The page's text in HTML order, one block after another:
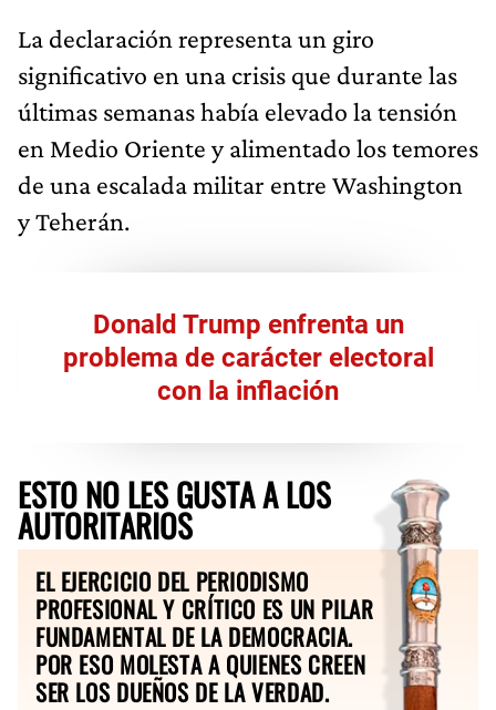
La declaración representa un giro
significativo en una crisis que durante las
últimas semanas había elevado la tensión
en Medio Oriente y alimentado los temores
de una escalada militar entre Washington
y Teherán.
Donald Trump enfrenta un
problema de carácter electoral
con la inflación
ESTO NO LES GUSTA A LOS
AUTORITARIOS
EL EJERCICIO DEL PERIODISMO
PROFESIONAL Y CRÍTICO ES UN PILAR
FUNDAMENTAL DE LA DEMOCRACIA.
POR ESO MOLESTA A QUIENES CREEN
SER LOS DUEÑOS DE LA VERDAD.